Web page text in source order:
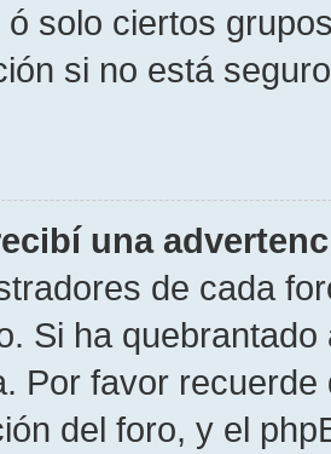
solo ciertos
si no está
una
de cada
Si ha
Por favor
del foro, y el